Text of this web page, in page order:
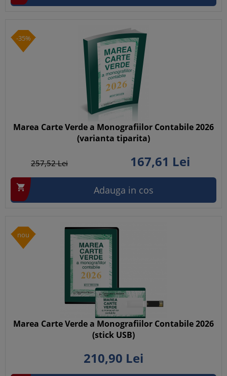
-35%
Marea Carte Verde a Monografiilor Contabile 2026
(varianta tiparita)
257,52Lei 167,61 Lei
 Adauga in cos
nou
Marea Carte Verde a Monografiilor Contabile 2026
(stick USB)
210,90 Lei